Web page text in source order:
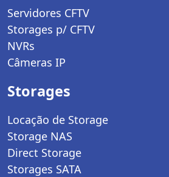
Servidores CFTV
Storages p/ CFTV
NVRs
Câmeras IP
Storages
Locação de Storage
Storage NAS
Direct Storage
Storages SATA